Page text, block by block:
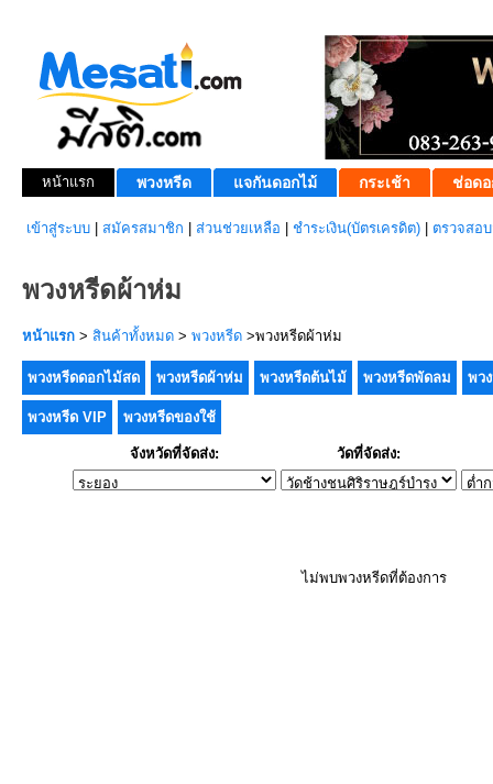
หน้าแรก พวงหรีด แจกันดอกไม้ กระเช้า ช่อดอ
เข้าสู่ระบบ สมัครสมาชิก ส่วนช่วยเหลือ ชำระเงิน(บัตรเครดิต) ตรวจสอ
พวงหรีดผ้าห่ม
หน้าแรก > สินค้าทั้งหมด > พวงหรีด >พวงหรีดผ้าห่ม
พวงหรีดดอกไม้สด พวงหรีดผ้าห่ม พวงหรีดต้นไม้ พวงหรีดพัดลม พว
พวงหรีด VIP พวงหรีดของใช้
จังหวัดที่จัดส่ง: วัดที่จัดส่ง:
ไม่พบพวงหรีดที่ต้องการ